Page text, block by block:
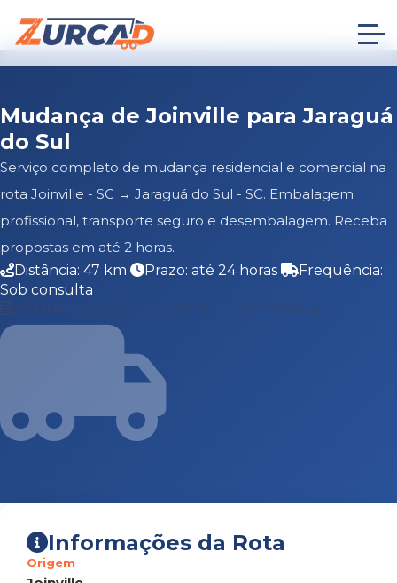
Mudança de Joinville para Jaraguá
do Sul
Serviço completo de mudança residencial e comercial na
rota Joinville - SC → Jaraguá do Sul - SC. Embalagem
profissional, transporte seguro e desembalagem. Receba
propostas em até 2 horas.
Distância: 47 km
Prazo: até 24 horas
Frequência:
Sob consulta
Falar no WhatsApp
Informações da Rota
Origem